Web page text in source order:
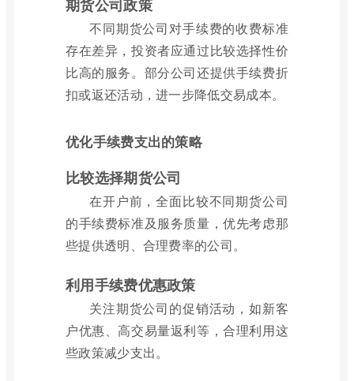
期货公司政策
不同期货公司对手续费的收费标准
存在差异，投资者应通过比较选择性价
比高的服务。部分公司还提供手续费折
扣或返还活动，进一步降低交易成本。
优化手续费支出的策略
比较选择期货公司
在开户前，全面比较不同期货公司
的手续费标准及服务质量，优先考虑那
些提供透明、合理费率的公司。
利用手续费优惠政策
关注期货公司的促销活动，如新客
户优惠、高交易量返利等，合理利用这
些政策减少支出。